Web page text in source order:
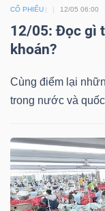
CỔ PHIẾU 12/05 06:00
12/05: Đọc gì
khoán?
Cùng điểm lại
trong nước và
CỔ
PHIẾU
PHÁI
SINH
TRÁI
PHIẾU